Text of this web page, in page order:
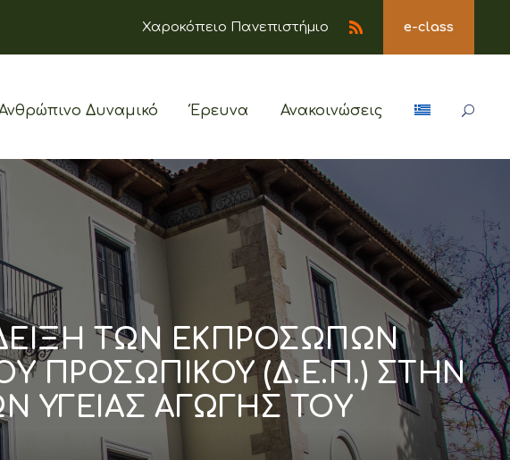
Χαροκόπειο Πανεπιστήμιο e-class
Δυναμικό Έρευνα Ανακοινώσεις
ΤΩΝ ΕΚΠΡΟΣΩΠΩΝ
ΠΡΟΣΩΠΙΚΟΥ (Δ.Ε.Π.) ΣΤΗΝ
ΥΓΕΙΑΣ ΑΓΩΓΗΣ ΤΟΥ